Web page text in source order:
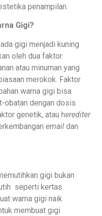
penampilan.
Gigi?
gigi menjadi kuning
oleh dua faktor.
atau minuman yang
merokok. Faktor
warna gigi bisa
obatan dengan dosis
genetik, atau herediter
email dan
gigi bukan
seperti kertas.
warna gigi naik
membuat gigi